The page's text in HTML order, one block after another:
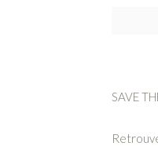
SAVE